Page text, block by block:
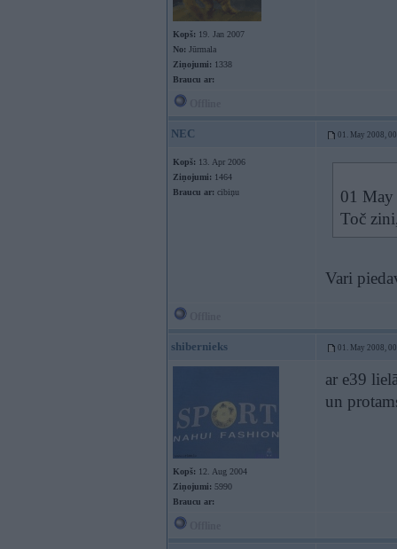
Kopš: 19. Jan 2007
No: Jūrmala
Ziņojumi: 1338
Braucu ar:
NEC 01. May 2008,
Kopš: 13. Apr 2006
Ziņojumi: 1464
Braucu ar: cibiņu
01
Toč
Vari
shibernieks 01. May 2008,
Kopš: 12. Aug 2004
Ziņojumi: 5990
Braucu ar:
ar e39
un